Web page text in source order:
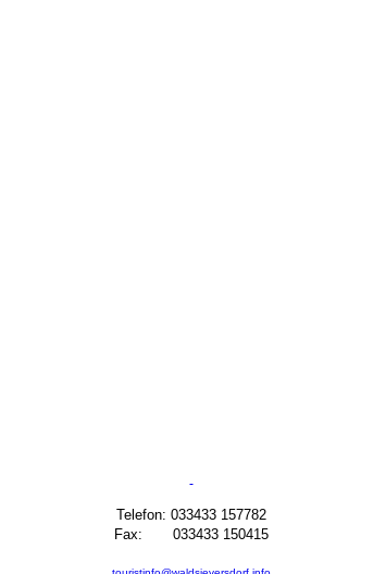
Telefon: 033433 157782
Fax: 033433 150415